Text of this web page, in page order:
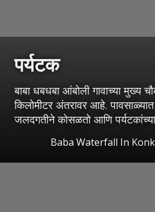
पर्यटक
बाबा धबधबा आंबोली गावाच्या मुख्य
किलोमीटर अंतरावर आहे.
जलदगतीने कोसळतो आणि
Baba Waterfall In